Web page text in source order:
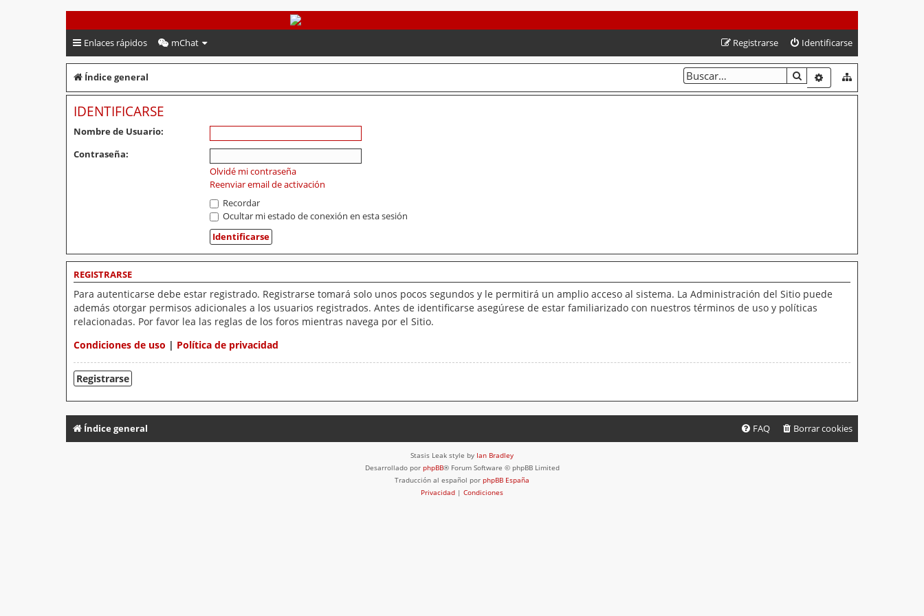
PeruVoley.com
Enlaces rápidos mChat Identificarse
Registrarse
Índice general BUSCARBÚSQUEDA
IDENTIFICARSE
Nombre de Usuario:
Contraseña:
Olvidé mi contraseña
Reenviar email de activación
Recordar
Ocultar mi estado de conexión en esta sesión
REGISTRARSE
Para autenticarse debe estar registrado. Registrarse tomará solo unos pocos segundos y le permitirá un amplio acceso al sistema. La Administración del Sitio puede
además otorgar permisos adicionales a los usuarios registrados. Antes de identificarse asegúrese de estar familiarizado con nuestros términos de uso y políticas
relacionadas. Por favor lea las reglas de los foros mientras navega por el Sitio.
Condiciones de uso | Política de privacidad
Registrarse
Índice general Borrar cookies
FAQ
Stasis Leak style by Ian Bradley
Desarrollado por phpBB® Forum Software © phpBB Limited
Traducción al español por phpBB España
Privacidad | Condiciones